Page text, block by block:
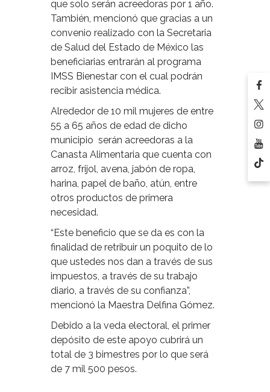
que solo serán acreedoras por 1 año.
También, mencionó que gracias a un
convenio realizado con la Secretaria
de Salud del Estado de México las
beneficiarias entrarán al programa
IMSS Bienestar con el cual podrán
recibir asistencia médica.
Alrededor de 10 mil mujeres de entre
55 a 65 años de edad de dicho
municipio serán acreedoras a la
Canasta Alimentaria que cuenta con
arroz, frijol, avena, jabón de ropa,
harina, papel de baño, atún, entre
otros productos de primera
necesidad.
“Este beneficio que se da es con la
finalidad de retribuir un poquito de lo
que ustedes nos dan a través de sus
impuestos, a través de su trabajo
diario, a través de su confianza”,
mencionó la Maestra Delfina Gómez.
Debido a la veda electoral, el primer
depósito de este apoyo cubrirá un
total de 3 bimestres por lo que será
de 7 mil 500 pesos.